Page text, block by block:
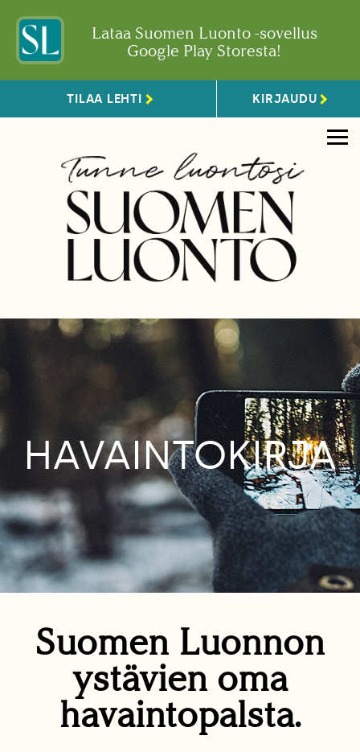
Lataa Suomen Luonto -sovellus
Google Play Storesta!
TILAA LEHTI KIRJAUDU
HAVAINTOKIRJA
Suomen Luonnon
ystävien oma
havaintopalsta.